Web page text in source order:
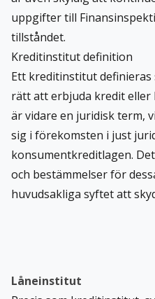
uppgifter till
tillståndet.
Kreditinstitut definition
Ett kreditinstitut
rätt att erbjuda kredit eller
är vidare en juridisk term,
sig i förekomsten i just
konsumentkreditlagen.
och bestämmelser för
huvudsakliga syftet att
Låneinstitut